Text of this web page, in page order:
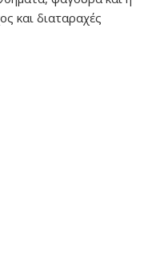
και διαταραχές